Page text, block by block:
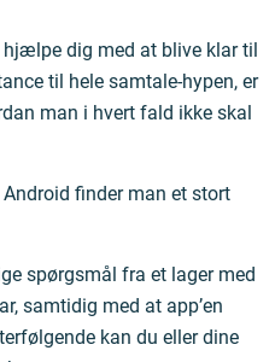
hjælpe dig med at blive klar til
til hele samtale-hypen, er
man i hvert fald ikke skal
finder man et stort
spørgsmål fra et lager med
samtidig med at app’en
kan du eller dine